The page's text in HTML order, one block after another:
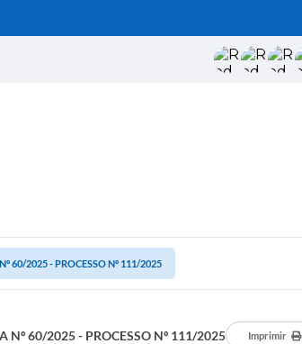
60/2025 - PROCESSO Nº 111/2025
Nº 60/2025 - PROCESSO Nº 111/2025 Imprimir